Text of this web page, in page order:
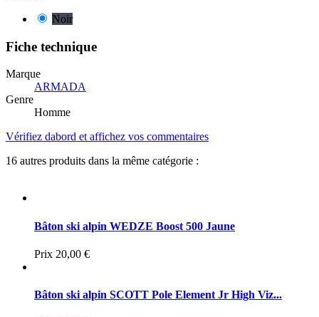
Noir
Fiche technique
Marque
ARMADA
Genre
Homme
Vérifiez dabord et affichez vos commentaires
16 autres produits dans la même catégorie :
Bâton ski alpin WEDZE Boost 500 Jaune
Prix 20,00 €
Bâton ski alpin SCOTT Pole Element Jr High Viz...